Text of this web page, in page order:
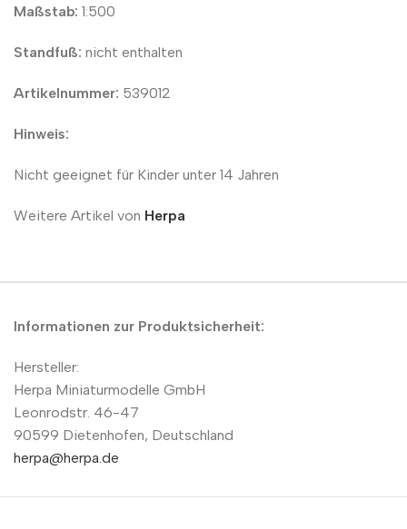
Maßstab: 1:500
Standfuß: nicht enthalten
Artikelnummer: 539012
Hinweis:
Nicht geeignet für Kinder unter 14 Jahren
Weitere Artikel von Herpa
Informationen zur Produktsicherheit:
Hersteller:
Herpa Miniaturmodelle GmbH
Leonrodstr. 46-47
90599 Dietenhofen, Deutschland
herpa@herpa.de